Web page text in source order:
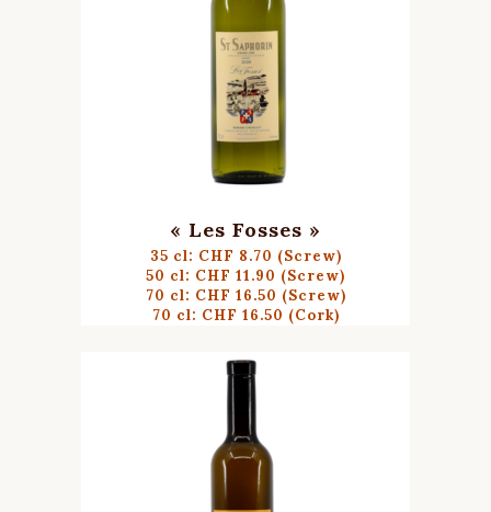
« Les Fosses »
35 cl: CHF 8.70 (Screw)
50 cl: CHF 11.90 (Screw)
70 cl: CHF 16.50 (Screw)
70 cl: CHF 16.50 (Cork)